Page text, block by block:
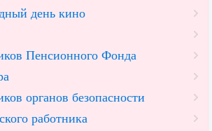
день кино
Пенсионного Фонда
органов безопасности
работника